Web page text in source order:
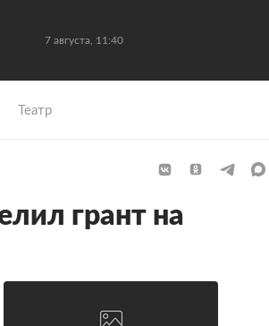
7 августа, 11:40
Театр
грант на